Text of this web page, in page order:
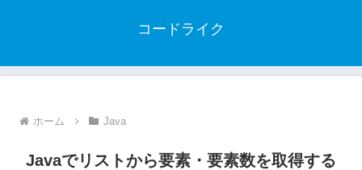
コードライク
ホーム Java
Javaでリストから要素・要素数を取得する